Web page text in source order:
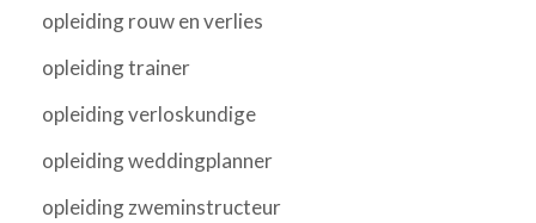
opleiding rouw en verlies
opleiding trainer
opleiding verloskundige
opleiding weddingplanner
opleiding zweminstructeur